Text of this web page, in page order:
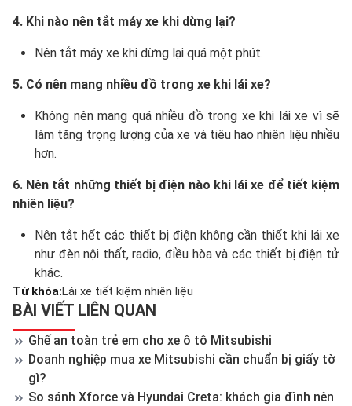
4. Khi nào nên tắt máy xe khi dừng lại?
Nên tắt máy xe khi dừng lại quá một phút.
5. Có nên mang nhiều đồ trong xe khi lái xe?
Không nên mang quá nhiều đồ trong xe khi lái xe vì sẽ
làm tăng trọng lượng của xe và tiêu hao nhiên liệu nhiều
hơn.
6. Nên tắt những thiết bị điện nào khi lái xe để tiết kiệm
nhiên liệu?
Nên tắt hết các thiết bị điện không cần thiết khi lái xe
như đèn nội thất, radio, điều hòa và các thiết bị điện tử
khác.
Từ khóa:Lái xe tiết kiệm nhiên liệu
BÀI VIẾT LIÊN QUAN
Ghế an toàn trẻ em cho xe ô tô Mitsubishi
Doanh nghiệp mua xe Mitsubishi cần chuẩn bị giấy tờ
gì?
So sánh Xforce và Hyundai Creta: khách gia đình nên